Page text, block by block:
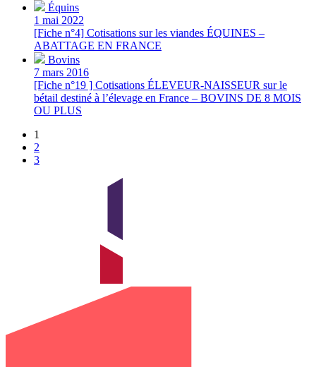
Équins
1 mai 2022
[Fiche n°4] Cotisations sur les viandes ÉQUINES –
ABATTAGE EN FRANCE
Bovins
7 mars 2016
[Fiche n°19 ] Cotisations ÉLEVEUR-NAISSEUR sur le
bétail destiné à l’élevage en France – BOVINS DE 8 MOIS
OU PLUS
1
2
3